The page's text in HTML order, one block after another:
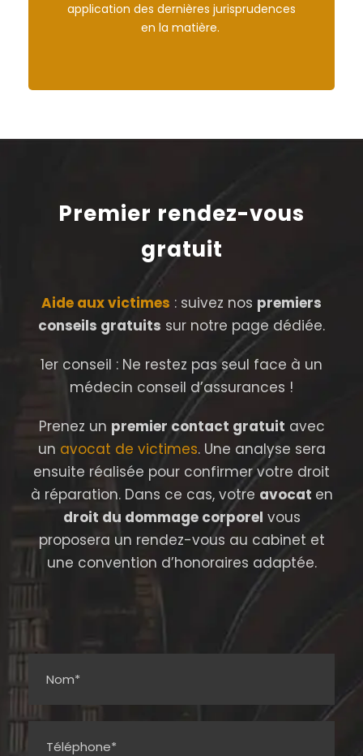
application des dernières jurisprudences
en la matière.
Premier rendez-vous
gratuit
Aide aux victimes : suivez nos premiers
conseils gratuits sur notre page dédiée.
1er conseil : Ne restez pas seul face à un
médecin conseil d’assurances !
Prenez un premier contact gratuit avec
un avocat de victimes. Une analyse sera
ensuite réalisée pour confirmer votre droit
à réparation. Dans ce cas, votre avocat en
droit du dommage corporel vous
proposera un rendez-vous au cabinet et
une convention d’honoraires adaptée.